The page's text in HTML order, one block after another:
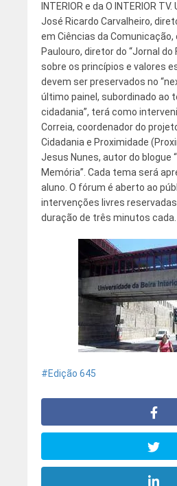
INTERIOR e da O INTERIOR
José Ricardo Carvalheiro,
em Ciências da Comunicação,
Paulouro, diretor do “Jornal do
sobre os princípios e valores
devem ser preservados no
último painel, subordinado ao
cidadania”, terá como
Correia, coordenador do
Cidadania e Proximidade
Jesus Nunes, autor do blogue
Memória”. Cada tema será
aluno. O fórum é aberto ao
intervenções livres
duração de três minutos cada.
Edição 645